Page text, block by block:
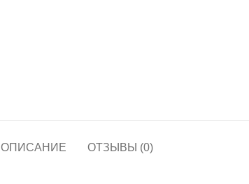
ОПИСАНИЕ ОТЗЫВЫ (0)